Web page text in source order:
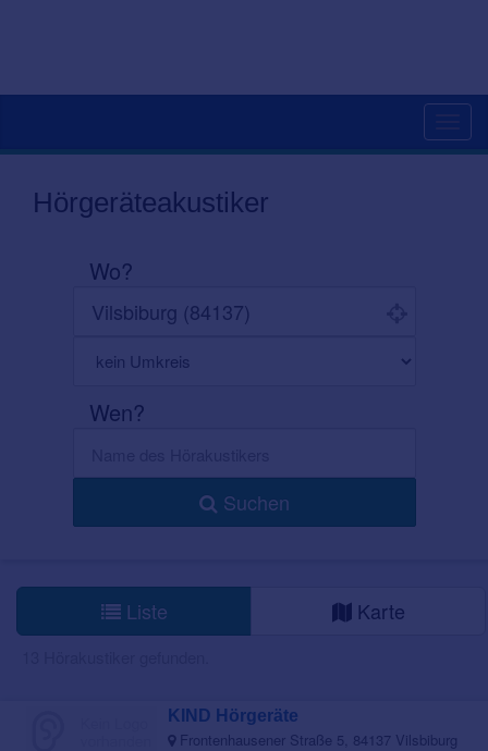
Hörgeräteakustiker
Wo?
Wen?
Suchen
Liste Karte
KIND Hörgeräte
Frontenhausener Straße 5, 84137 Vilsbiburg